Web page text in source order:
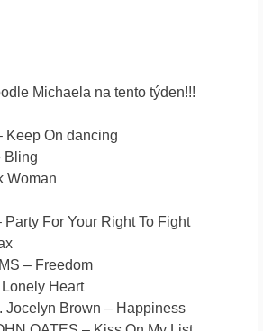
Michaela na tento týden!!!
Keep On dancing
Bling
Woman
For Your Right To Fight
– Freedom
Heart
Jocelyn Brown – Happiness